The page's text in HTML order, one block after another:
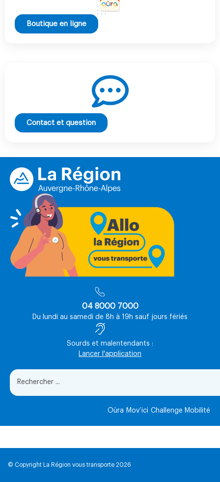
Boutique en ligne
Contact et question
04 8000 7000
Du lundi au samedi de 8h à 19h sauf jours fériés
Sourds et malentendants :
Lancer l'application
Oùra Mov’ici Challenge Mobilité
© Copyright La Région vous transporte 2026